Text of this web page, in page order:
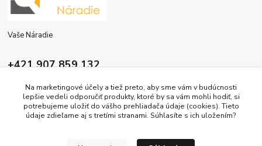
Vaše Náradie
+421 907 859 132
info@vasenaradie.sk
Na marketingové účely a tiež preto, aby sme vám v budúcnosti
lepšie vedeli odporučiť produkty, ktoré by sa vám mohli hodiť, si
potrebujeme uložiť do vášho prehliadača údaje (cookies). Tieto
údaje zdieľame aj s tretími stranami. Súhlasíte s ich uložením?